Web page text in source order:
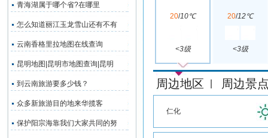
青海湖属于哪个省?在哪里
怎么知道丽江玉龙雪山还有不有
云南香格里拉地图在线查询
昆明地图|昆明市地图查询|昆明
到云南旅游要多少钱？
众多新旅游目的地来华揽客
保护阳宗海靠我们大家共同的努
20/10℃
<3级
20/12℃
<3级
周边地区 周边景
仁化